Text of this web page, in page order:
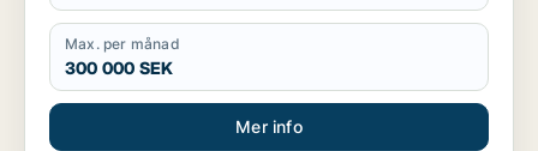
Max. per månad
300 000 SEK
Mer info